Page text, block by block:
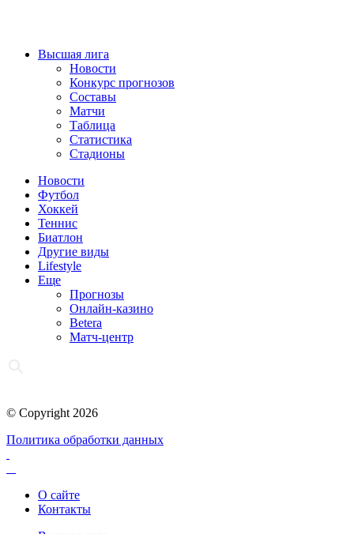
Высшая лига
Новости
Конкурс прогнозов
Составы
Матчи
Таблица
Статистика
Стадионы
Новости
Футбол
Хоккей
Теннис
Биатлон
Другие виды
Lifestyle
Еще
Прогнозы
Онлайн-казино
Betera
Матч-центр
© Copyright 2026
Политика обработки данных
О сайте
Контакты